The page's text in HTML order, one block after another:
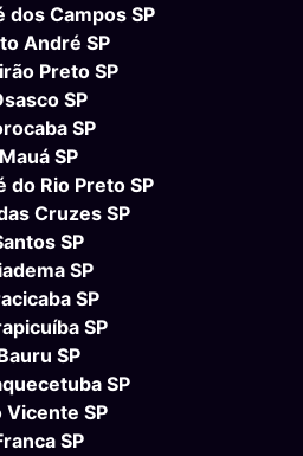
dos Campos SP
André SP
Preto SP
SP
SP
Mauá SP
do Rio Preto SP
Cruzes SP
SP
SP
SP
SP
SP
SP
Vicente SP
SP